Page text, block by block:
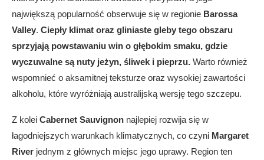
największą popularność obserwuje się w regionie Barossa
Valley. Ciepły klimat oraz gliniaste gleby tego obszaru
sprzyjają powstawaniu win o głębokim smaku, gdzie
wyczuwalne są nuty jeżyn, śliwek i pieprzu. Warto również
wspomnieć o aksamitnej teksturze oraz wysokiej zawartości
alkoholu, które wyróżniają australijską wersję tego szczepu.
Z kolei Cabernet Sauvignon najlepiej rozwija się w
łagodniejszych warunkach klimatycznych, co czyni Margaret
River jednym z głównych miejsc jego uprawy. Region ten